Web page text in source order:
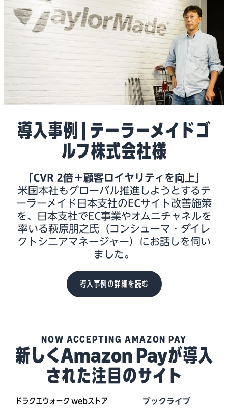
導入事例 | テーラーメイドゴ
ルフ株式会社様
「CVR 2倍＋顧客ロイヤリティを向上」
米国本社もグローバル推進しようとするテ
ーラーメイド日本支社のECサイト改善施策
を、日本支社でEC事業やオムニチャネルを
率いる萩原朋之氏（コンシューマ・ダイレ
クトシニアマネージャー）にお話しを伺い
ました。
導入事例の詳細を読む
NOW ACCEPTING AMAZON PAY
新しくAmazon Payが導入
された注目のサイト